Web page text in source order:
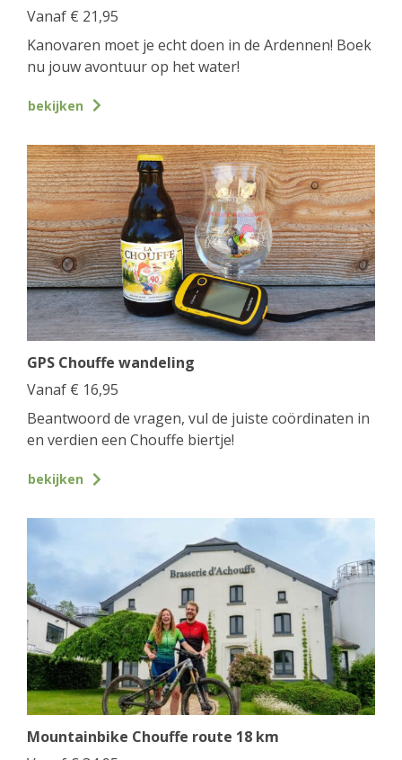
Vanaf € 21,95
Kanovaren moet je echt doen in de Ardennen! Boek
nu jouw avontuur op het water!
bekijken
GPS Chouffe wandeling
Vanaf € 16,95
Beantwoord de vragen, vul de juiste coördinaten in
en verdien een Chouffe biertje!
bekijken
Mountainbike Chouffe route 18 km